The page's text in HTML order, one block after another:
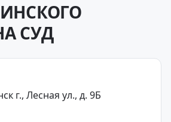
СУД
г., Лесная ул., д. 9Б